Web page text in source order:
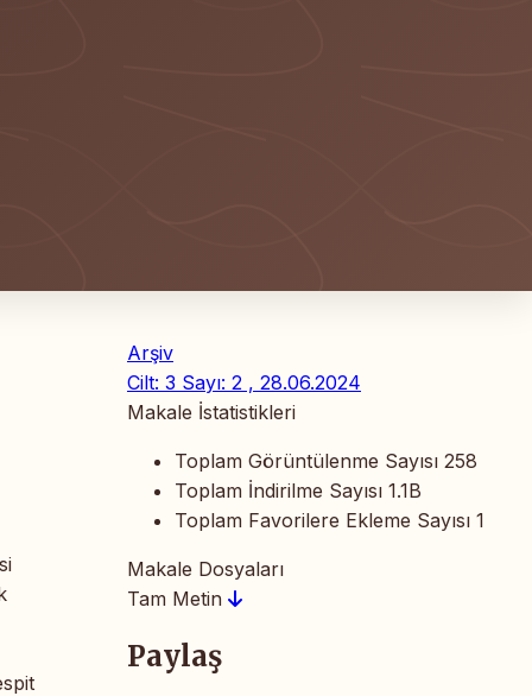
Arşiv
Cilt: 3 Sayı: 2 , 28.06.2024
Makale İstatistikleri
Toplam Görüntülenme Sayısı 258
Toplam İndirilme Sayısı 1.1B
Toplam Favorilere Ekleme Sayısı 1
Makale Dosyaları
Tam Metin
Paylaş